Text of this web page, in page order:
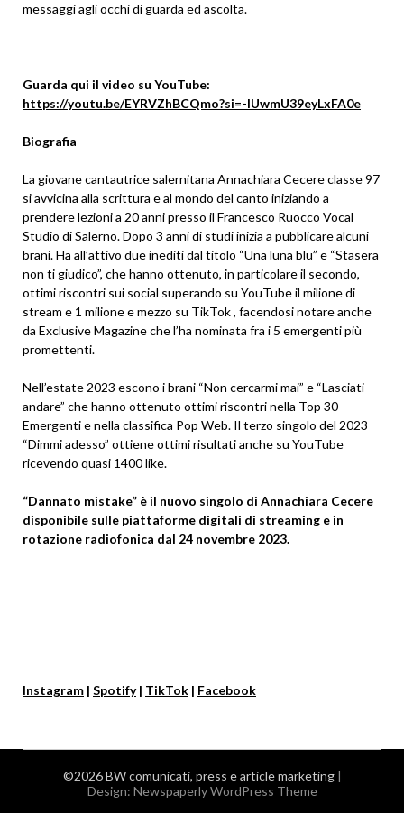
messaggi agli occhi di guarda ed ascolta.
Guarda qui il video su YouTube:
https://youtu.be/EYRVZhBCQmo?si=-lUwmU39eyLxFA0e
Biografia
La giovane cantautrice salernitana Annachiara Cecere classe 97
si avvicina alla scrittura e al mondo del canto iniziando a
prendere lezioni a 20 anni presso il Francesco Ruocco Vocal
Studio di Salerno. Dopo 3 anni di studi inizia a pubblicare alcuni
brani. Ha all’attivo due inediti dal titolo “Una luna blu” e “Stasera
non ti giudico”, che hanno ottenuto, in particolare il secondo,
ottimi riscontri sui social superando su YouTube il milione di
stream e 1 milione e mezzo su TikTok , facendosi notare anche
da Exclusive Magazine che l’ha nominata fra i 5 emergenti più
promettenti.
Nell’estate 2023 escono i brani “Non cercarmi mai” e “Lasciati
andare” che hanno ottenuto ottimi riscontri nella Top 30
Emergenti e nella classifica Pop Web. Il terzo singolo del 2023
“Dimmi adesso” ottiene ottimi risultati anche su YouTube
ricevendo quasi 1400 like.
“Dannato mistake” è il nuovo singolo di Annachiara Cecere
disponibile sulle piattaforme digitali di streaming e in
rotazione radiofonica dal 24 novembre 2023.
Instagram | Spotify| TikTok | Facebook
©2026 BW comunicati, press e article marketing |
Design: Newspaperly WordPress Theme